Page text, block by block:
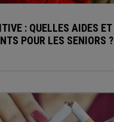
: QUELLES AIDES ET
POUR LES SENIORS ?